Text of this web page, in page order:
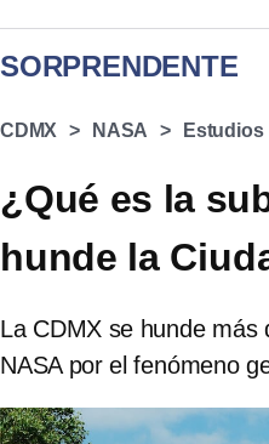
SORPRENDENTE
CDMX NASA Estudios
¿Qué es la
hunde la
La CDMX se hunde más
NASA por el fenómeno